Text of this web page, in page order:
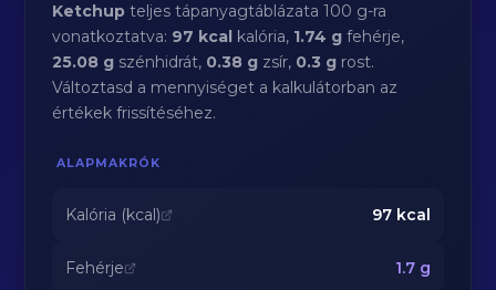
Ketchup teljes tápanyagtáblázata 100 g-ra
vonatkoztatva: 97 kcal kalória, 1.74 g fehérje,
25.08 g szénhidrát, 0.38 g zsír, 0.3 g rost.
Változtasd a mennyiséget a kalkulátorban az
értékek frissítéséhez.
ALAPMAKRÓK
Kalória (kcal) 97kcal
Fehérje 1.7g